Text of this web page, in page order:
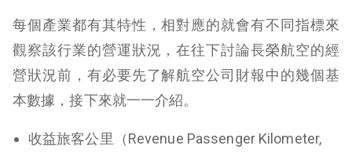
每個產業都有其特性，相對應的就會有不同指標來
觀察該行業的營運狀況，在往下討論長榮航空的經
營狀況前，有必要先了解航空公司財報中的幾個基
本數據，接下來就一一介紹。
收益旅客公里（Revenue Passenger Kilometer,